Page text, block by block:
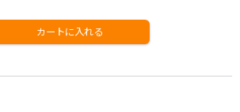
カートに入れる